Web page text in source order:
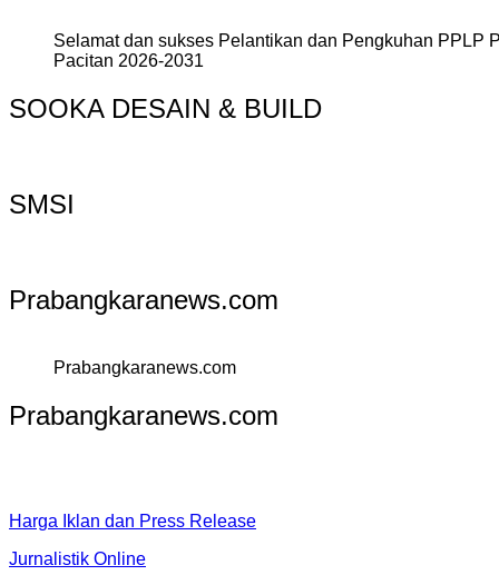
Selamat dan sukses Pelantikan dan Pengkuhan PPLP
Pacitan 2026-2031
SOOKA DESAIN & BUILD
SMSI
Prabangkaranews.com
Prabangkaranews.com
Prabangkaranews.com
Harga Iklan dan Press Release
Jurnalistik Online